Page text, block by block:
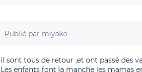
Publié par miyako
il sont tous de retour ,et ont passé des
Les enfants font la manche les mamas